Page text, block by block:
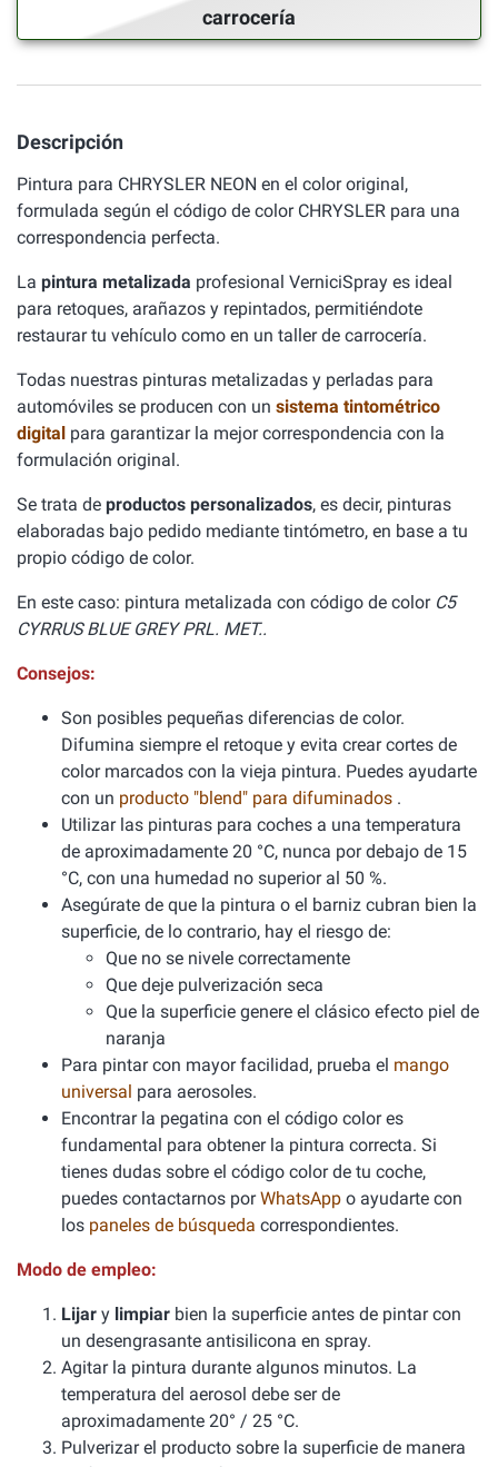
carrocería
Descripción
Pintura para CHRYSLER NEON en el color original,
formulada según el código de color CHRYSLER para una
correspondencia perfecta.
La pintura metalizada profesional VerniciSpray es ideal
para retoques, arañazos y repintados, permitiéndote
restaurar tu vehículo como en un taller de carrocería.
Todas nuestras pinturas metalizadas y perladas para
automóviles se producen con un sistema tintométrico
digital para garantizar la mejor correspondencia con la
formulación original.
Se trata de productos personalizados, es decir, pinturas
elaboradas bajo pedido mediante tintómetro, en base a tu
propio código de color.
En este caso: pintura metalizada con código de color C5
CYRRUS BLUE GREY PRL. MET..
Consejos:
Son posibles pequeñas diferencias de color.
Difumina siempre el retoque y evita crear cortes de
color marcados con la vieja pintura. Puedes ayudarte
con un producto "blend" para difuminados .
Utilizar las pinturas para coches a una temperatura
de aproximadamente 20 °C, nunca por debajo de 15
°C, con una humedad no superior al 50 %.
Asegúrate de que la pintura o el barniz cubran bien la
superficie, de lo contrario, hay el riesgo de:
Que no se nivele correctamente
Que deje pulverización seca
Que la superficie genere el clásico efecto piel de
naranja
Para pintar con mayor facilidad, prueba el mango
universal para aerosoles.
Encontrar la pegatina con el código color es
fundamental para obtener la pintura correcta. Si
tienes dudas sobre el código color de tu coche,
puedes contactarnos porWhatsApp o ayudarte con
los paneles de búsqueda correspondientes.
Modo de empleo:
Lijar y limpiar bien la superficie antes de pintar con
un desengrasante antisilicona en spray.
Agitar la pintura durante algunos minutos. La
temperatura del aerosol debe ser de
aproximadamente 20° / 25 °C.
Pulverizar el producto sobre la superficie de manera